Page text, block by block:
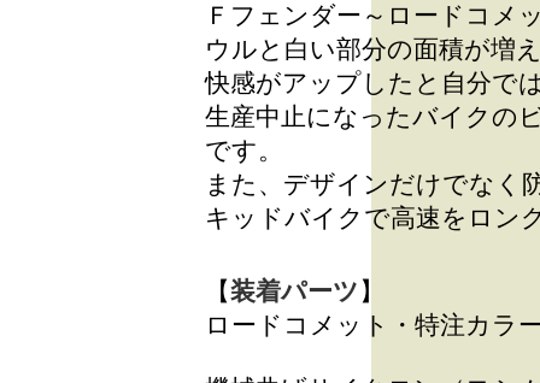
Ｆフェンダー～ロードコメ
ウルと白い部分の面積が増
快感がアップしたと自分で
生産中止になったバイクの
です。
また、デザインだけでなく
キッドバイクで高速をロン
【装着パーツ 】
ロードコメット・特注カラ